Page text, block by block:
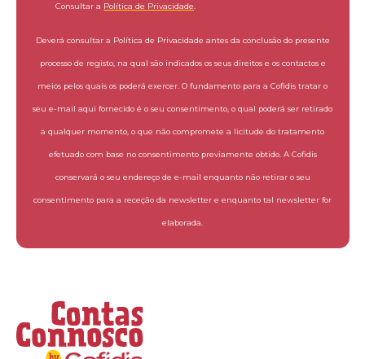
Consultar a Política de Privacidade
Deverá consultar a Política de Privacidade antes da conclusão do presente
processo de registo, na qual são indicados os seus direitos e os contactos e
meios pelos quais os poderá exercer. O fundamento para a Cofidis tratar o
seu e-mail aqui fornecido é o seu consentimento, o qual poderá ser retirado
a qualquer momento, o que não compromete a licitude do tratamento
efetuado com base no consentimento previamente obtido. A Cofidis
conservará o seu endereço de e-mail enquanto não retirar o seu
consentimento para a receção da newsletter e enquanto tal newsletter for
elaborada.